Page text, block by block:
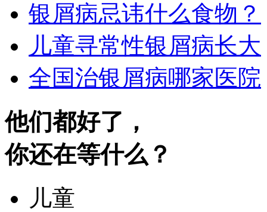
银屑病忌讳什么食物？
儿童寻常性银屑病长大
全国治银屑病哪家医院
他们都好了，
你还在等什么？
儿童